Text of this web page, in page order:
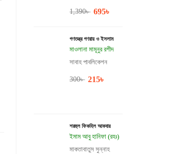
1,390৳ 695৳
গণতন্ত্র গণরায় ও ইসলাম
মাওলানা মামূনুর রশীদ
সাবাহ পাবলিকেশন
300৳ 215৳
শরহুল ফিকহিল আকবার
ইমাম আবু হানিফা (রহঃ)
মাকতাবাতুস সুন্নাহ